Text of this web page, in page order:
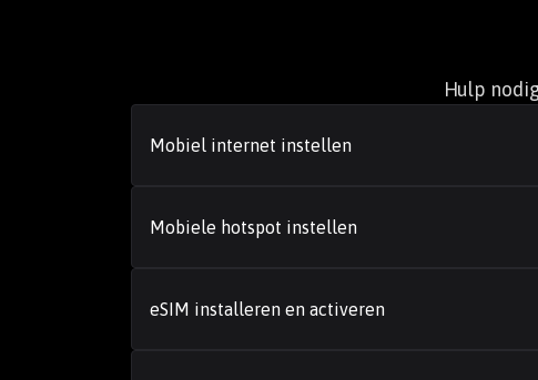
Hulp
Mobiel internet instellen
Mobiele hotspot instellen
eSIM installeren en activeren